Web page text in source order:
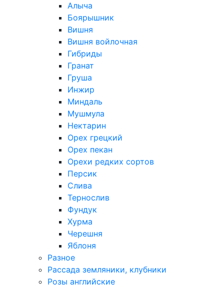
Алыча
Боярышник
Вишня
Вишня войлочная
Гибриды
Гранат
Груша
Инжир
Миндаль
Мушмула
Нектарин
Орех грецкий
Орех пекан
Орехи редких сортов
Персик
Слива
Тернослив
Фундук
Хурма
Черешня
Яблоня
Разное
Рассада земляники, клубники
Розы английские